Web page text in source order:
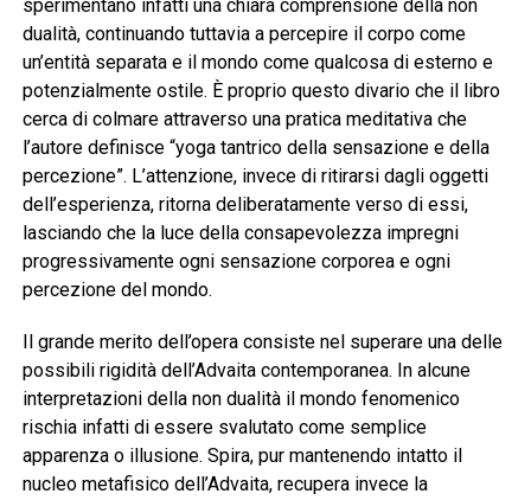
sperimentano infatti una chiara comprensione della non
dualità, continuando tuttavia a percepire il corpo come
un’entità separata e il mondo come qualcosa di esterno e
potenzialmente ostile. È proprio questo divario che il libro
cerca di colmare attraverso una pratica meditativa che
l’autore definisce “yoga tantrico della sensazione e della
percezione”. L’attenzione, invece di ritirarsi dagli oggetti
dell’esperienza, ritorna deliberatamente verso di essi,
lasciando che la luce della consapevolezza impregni
progressivamente ogni sensazione corporea e ogni
percezione del mondo.
Il grande merito dell’opera consiste nel superare una delle
possibili rigidità dell’Advaita contemporanea. In alcune
interpretazioni della non dualità il mondo fenomenico
rischia infatti di essere svalutato come semplice
apparenza o illusione. Spira, pur mantenendo intatto il
nucleo metafisico dell’Advaita, recupera invece la